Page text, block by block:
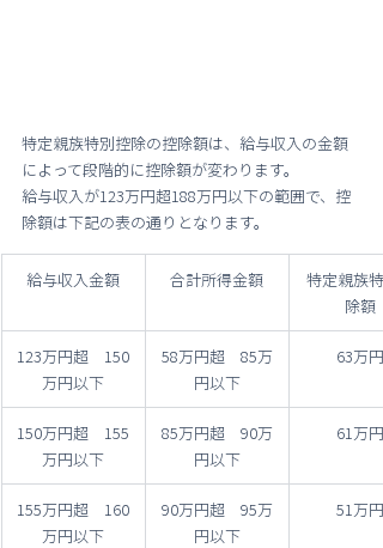
特定親族特別控除の控除額は、給与収入の金額
によって段階的に控除額が変わります。
給与収入が123万円超188万円以下の範囲で、控
除額は下記の表の通りとなります。
給与収入金額 合計所得金額
特定親族特
除額
123万円超　150
万円以下
58万円超　85万
円以下
63万円
150万円超　155
万円以下
85万円超　90万
円以下
61万円
155万円超　160
万円以下
90万円超　95万
円以下
51万円